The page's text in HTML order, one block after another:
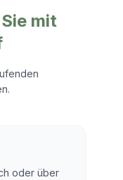
mit
oder über